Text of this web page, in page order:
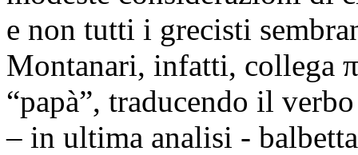
e non tutti i grecisti
Montanari, infatti, collega
“papà”, traducendo il
– in ultima analisi -